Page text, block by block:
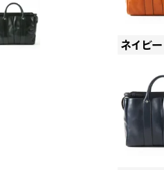
ネイビー